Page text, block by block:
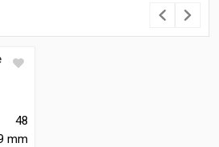
48
mm